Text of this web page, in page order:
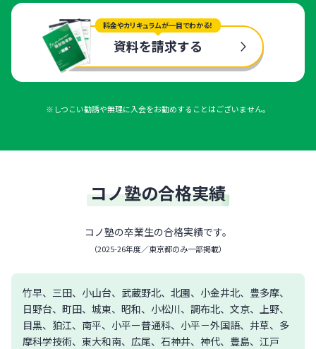
料金やカリキュラムが一目でわかる！
資料を請求する
※しつこい勧誘や無理に入会をお勧めすることはございません。
コノ塾の合格実績
コノ塾の卒業生の合格実績です。
（2025-26年度／東京都のみ一部掲載）
竹早、三田、小山台、武蔵野北、北園、小金井北、豊多摩、
日野台、町田、城東、昭和、小松川、調布北、文京、上野、
目黒、狛江、南平、小平ー普通科、小平－外国語、井草、多
摩科学技術、東大和南、広尾、石神井、神代、豊島、江戸